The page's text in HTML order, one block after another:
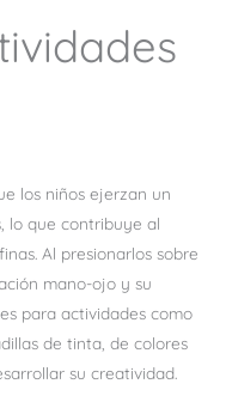
los niños ejerzan un
lo que contribuye al
Al presionarlos sobre
mano-ojo y su
para actividades como
de tinta, de colores
su creatividad.